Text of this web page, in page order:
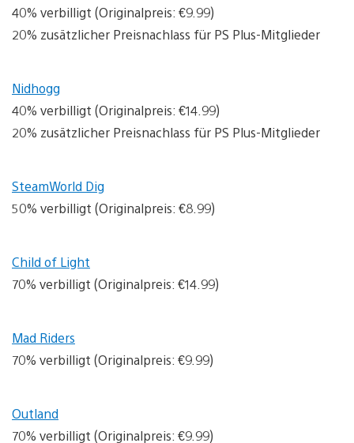
40% verbilligt (Originalpreis: €9.99)
20% zusätzlicher Preisnachlass für PS Plus-Mitglieder
Nidhogg
40% verbilligt (Originalpreis: €14.99)
20% zusätzlicher Preisnachlass für PS Plus-Mitglieder
SteamWorld Dig
50% verbilligt (Originalpreis: €8.99)
Child of Light
70% verbilligt (Originalpreis: €14.99)
Mad Riders
70% verbilligt (Originalpreis: €9.99)
Outland
70% verbilligt (Originalpreis: €9.99)